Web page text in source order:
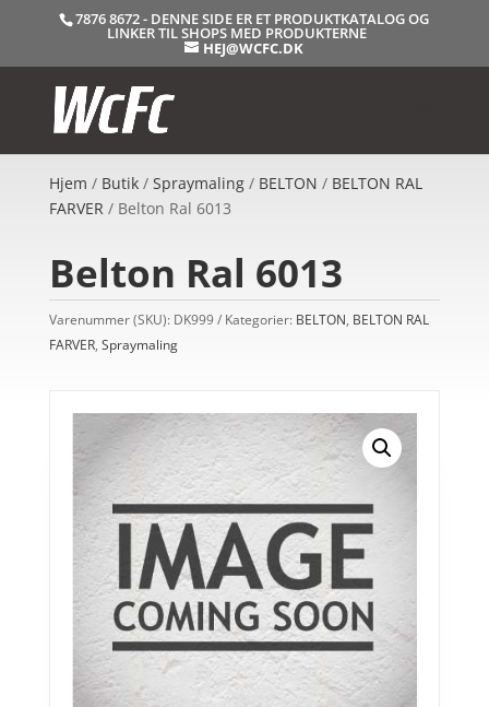
7876 8672 - DENNE SIDE ER ET PRODUKTKATALOG OG
LINKER TIL SHOPS MED PRODUKTERNE
HEJ@WCFC.DK
Hjem / Butik/ Spraymaling/ BELTON / BELTON RAL
FARVER/ Belton Ral 6013
Belton Ral 6013
Varenummer (SKU): DK999 Kategorier: BELTON, BELTON RAL
FARVER, Spraymaling